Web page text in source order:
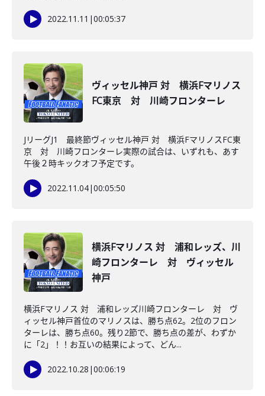
2022.11.11 |00:05:37
ヴィッセル神戸 対 横浜Fマリノス
FC東京 対 川崎フロンターレ
JリーグJ1 最終節ヴィッセル神戸 対 横浜FマリノスFC東
京 対 川崎フロンターレ実際の試合は、いずれも、あす
午後２時キックオフ予定です。
2022.11.04|00:05:50
横浜Fマリノス 対 浦和レッズ、川
崎フロンターレ 対 ヴィッセル
神戸
横浜Fマリノス 対 浦和レッズ川崎フロンターレ 対 ヴ
ィッセル神戸首位のマリノスは、勝ち点62。2位のフロン
ターレは、勝ち点60。残り2節で、勝ち点の差が、わずか
に「2」！！お互いの結果によって、どん...
2022.10.28 |00:06:19